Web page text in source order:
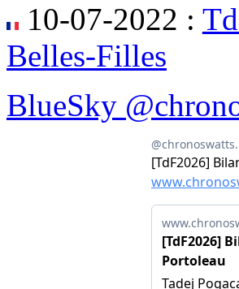
10-07-2022 :
Belles-Filles
BlueSky